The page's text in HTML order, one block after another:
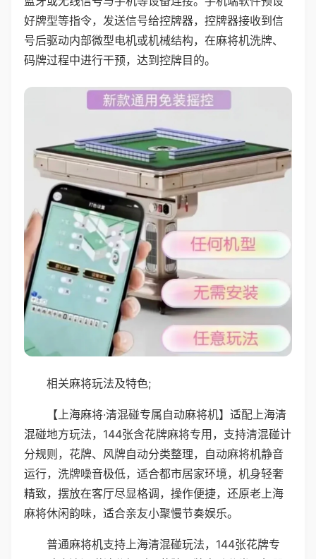
好牌型等指令，发送信号给控牌器，控牌器接收到信
号后驱动内部微型电机或机械结构，在麻将机洗牌、
码牌过程中进行干预，达到控牌目的。
相关麻将玩法及特色;
【上海麻将·清混碰专属自动麻将机】适配上海清
混碰地方玩法，144张含花牌麻将专用，支持清混碰计
分规则，花牌、风牌自动分类整理，自动麻将机静音
运行，洗牌噪音极低，适合都市居家环境，机身轻奢
精致，摆放在客厅尽显格调，操作便捷，还原老上海
麻将休闲韵味，适合亲友小聚慢节奏娱乐。
普通麻将机支持上海清混碰玩法，144张花牌专